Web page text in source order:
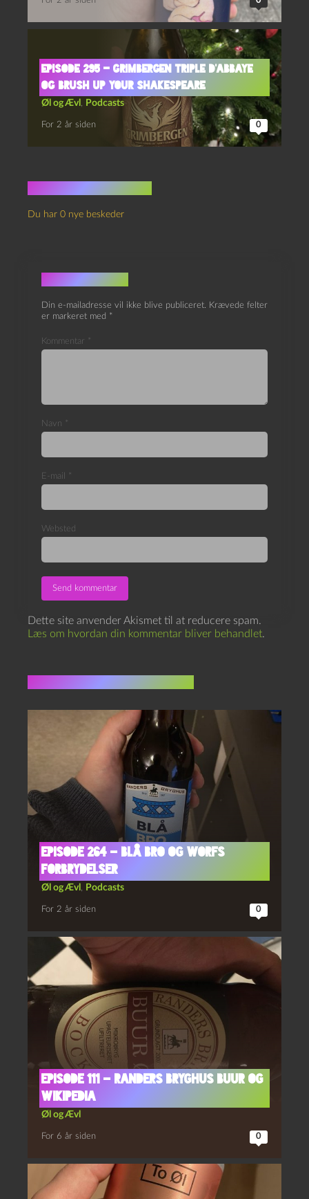
Episode 295 – Grimbergen Triple D’Abbaye
og Brush Up Your Shakespeare
Øl og Ævl , Podcasts
For 2 år siden 0
Du har 0 nye beskeder
Skriv et svar
Din e-mailadresse vil ikke blive publiceret. Krævede felter
er markeret med *
Kommentar *
Navn *
E-mail *
Websted
Dette site anvender Akismet til at reducere spam.
Læs om hvordan din kommentar bliver behandlet.
Episode 264 – Blå Bro og Worfs
Forbrydelser
Øl og Ævl , Podcasts
For 2 år siden 0
Episode 111 – Randers Bryghus Buur og
Wikipedia
Øl og Ævl
For 6 år siden 0